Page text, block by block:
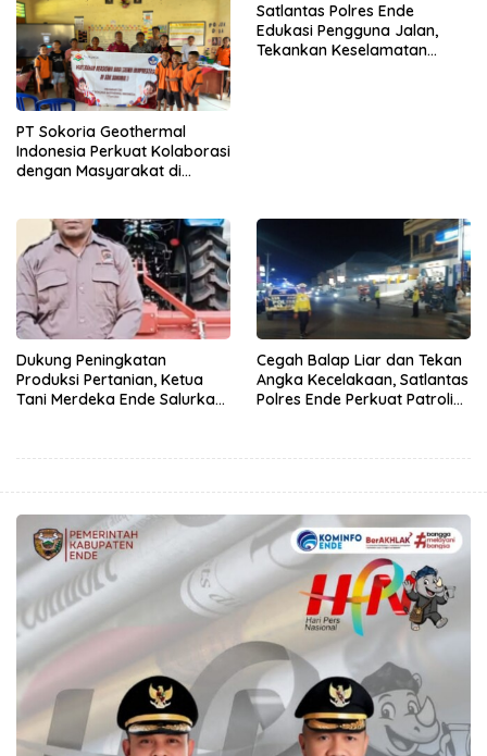
PT Sokoria Geothermal
Indonesia Perkuat Kolaborasi
dengan Masyarakat di
Satlantas Polres Ende
Edukasi Pengguna Jalan,
Tekankan Keselamatan
Dukung Peningkatan
Produksi Pertanian, Ketua
Tani Merdeka Ende Salurkan
Cegah Balap Liar dan Tekan
Angka Kecelakaan, Satlantas
Polres Ende Perkuat Patroli